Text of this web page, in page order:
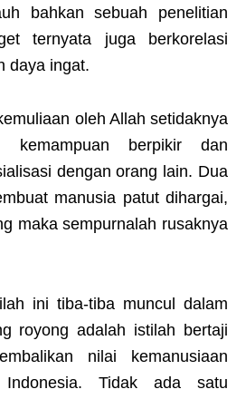
bahkan sebuah penelitian
ternyata juga berkorelasi
daya ingat.
oleh Allah setidaknya
berpikir dan
dengan orang lain. Dua
manusia patut dihargai,
maka sempurnalah rusaknya
ini tiba-tiba muncul dalam
royong adalah istilah bertaji
nilai kemanusiaan
Indonesia. Tidak ada satu